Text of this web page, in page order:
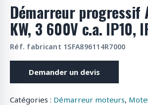
Démarreur progressif
KW, 3 600V c.a. IP10,
Réf. fabricant 1SFA896114R7000
Demander un devis
Catégories : Démarreur moteurs,